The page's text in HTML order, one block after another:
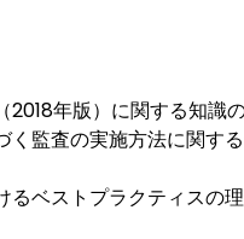
2018年版）に関する知識
く監査の実施方法に関す
るベストプラクティスの